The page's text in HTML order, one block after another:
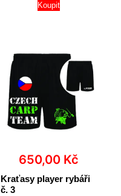
Koupit
650,00 Kč
Kraťasy player rybáři
č. 3